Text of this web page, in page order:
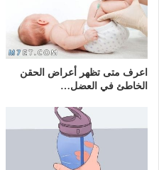
اعرف متى تظهر أعراض الحقن
الخاطئ في العضل…